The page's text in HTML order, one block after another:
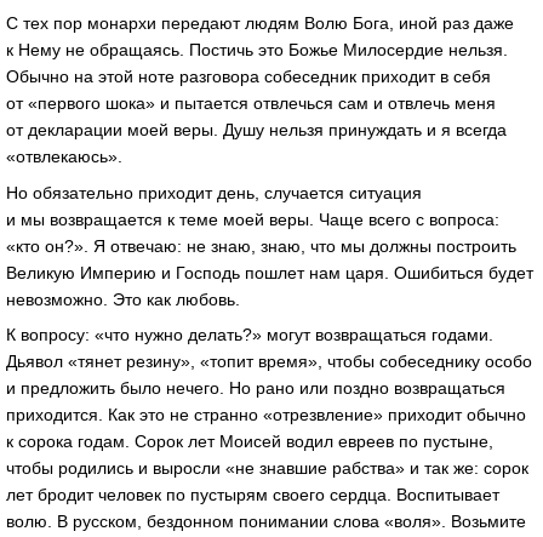
С тех пор монархи передают людям Волю Бога, иной раз даже
к Нему не обращаясь. Постичь это Божье Милосердие нельзя.
Обычно на этой ноте разговора собеседник приходит в себя
от «первого шока» и пытается отвлечься сам и отвлечь меня
от декларации моей веры. Душу нельзя принуждать и я всегда
«отвлекаюсь».
Но обязательно приходит день, случается ситуация
и мы возвращается к теме моей веры. Чаще всего с вопроса:
«кто он?». Я отвечаю: не знаю, знаю, что мы должны построить
Великую Империю и Господь пошлет нам царя. Ошибиться будет
невозможно. Это как любовь.
К вопросу: «что нужно делать?» могут возвращаться годами.
Дьявол «тянет резину», «топит время», чтобы собеседнику особо
и предложить было нечего. Но рано или поздно возвращаться
приходится. Как это не странно «отрезвление» приходит обычно
к сорока годам. Сорок лет Моисей водил евреев по пустыне,
чтобы родились и выросли «не знавшие рабства» и так же: сорок
лет бродит человек по пустырям своего сердца. Воспитывает
волю. В русском, бездонном понимании слова «воля». Возьмите